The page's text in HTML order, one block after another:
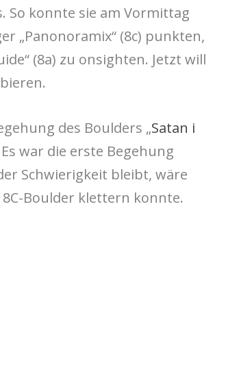
So konnte sie am Vormittag
„Panonoramix“ (8c) punkten,
(8a) zu onsighten. Jetzt will
des Boulders „Satan i
war die erste Begehung
Schwierigkeit bleibt, wäre
Boulder klettern konnte.